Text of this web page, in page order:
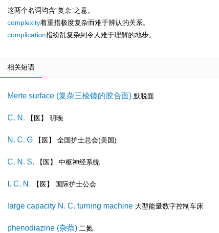
这两个名词均含“复杂”之意。
complexity着重指极度复杂而难于辨认的关系。
complication指纷乱复杂到令人难于理解的地步。
相关短语
Merte surface (复杂三棱镜的胶合面) 默脱面
C. N. 【医】 明晚
N. C. G 【医】 全国护士总会(美国)
C. N. S. 【医】 中枢神经系统
I. C. N. 【医】 国际护士公会
large capacity N. C. turning machine 大型能量数字控制车床
phenodiazine (杂萘) 二氮